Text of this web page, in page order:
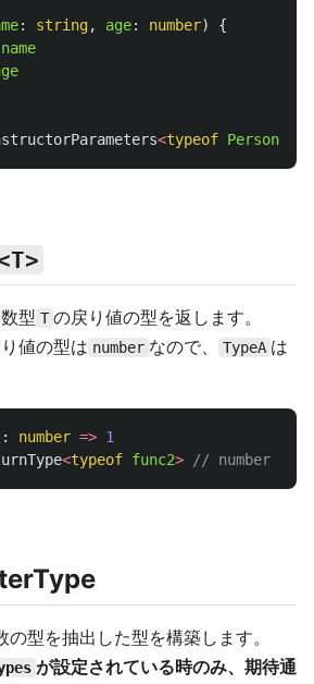
: string, age: number)
{
name
<typeof Person
型 T の戻り値の型を返します。
値の型は number なので、 TypeA は
number => 1
<typeof func2> // number
の型を抽出した型を構築します。
が設定されている時のみ、期待通